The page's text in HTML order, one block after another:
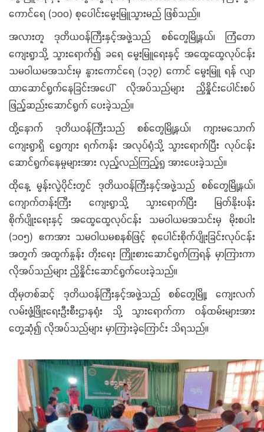
ကောင်ရေ (၁၀၀) စုပေါင်းမွေးမြူသွားမည် ဖြစ်သည်။
အလားတူ ဒုတိယဝန်ကြီးနှင့်အဖွဲ့သည် စစ်တွေမြို့နယ်၊ ကြံတော
ကျေးရွာသို့ သွားရောက်၍ ခရေ မွေးမြူရေးနှင့် အထွေထွေလုပ်ငန်း
သမဝါယမအသင်းမှ နွားကောင်ရေ (၁၃၇) ကောင် မွေးမြူ ရန် လျာ
ထာဆောင်ရွက်နေခြင်းအပေါ် လိုအပ်သည်များ ညှိနှိုင်းပေါင်းစပ်
ဖြည့်ဆည်းဆောင်ရွက် ပေးခဲ့သည်။
ထို့နောက် ဒုတိယဝန်ကြီးသည် စစ်တွေမြို့နယ်၊ ကျားမသောက်
ကျေးရွာရှိ ရွှေကျား ရက်ကန်း အလုပ်ရုံသို့ သွားရောက်ပြီး လုပ်ငန်း
ဆောင်ရွက်နေမှုများအား လှည့်လည်ကြည့်ရှု အားပေးခဲ့သည်။
ထိုနေ့ မွန်းလွဲပိုင်းတွင် ဒုတိယဝန်ကြီးနှင့်အဖွဲ့သည် စစ်တွေမြို့နယ်၊
ကျောက်တန်းကြီး ကျေးရွာသို့ သွားရောက်ပြီး မြတ်နိုးပန်း
စိုက်ပျိုးရေးနှင့် အထွေထွေလုပ်ငန်း သမဝါယမအသင်းမှ မိုးစပါး
(၁၀၅) ဧကအား သမဝါယမစနစ်ဖြင့် စုပေါင်းစိုက်ပျိုးခြင်းလုပ်ငန်း
အတွက် အထွက်နှုန်း တိုးရေး ကြိုးစားဆောင်ရွက်ကြရန် မှာကြားကာ
လိုအပ်သည်များ ညှိနှိုင်းဆောင်ရွက်ပေးခဲ့သည်။
ထိုမှတစ်ဆင့် ဒုတိယဝန်ကြီးနှင့်အဖွဲ့သည် စစ်တွေမြို့၊ ကျေးလက်
လမ်းဖွံ့ဖြိုးရေးဦးစီးဌာနရုံး သို့ သွားရောက်ကာ ဝန်ထမ်းများအား
တွေ့ဆုံ၍ လိုအပ်သည်များ မှာကြားခဲ့ကြောင်း သိရသည်။